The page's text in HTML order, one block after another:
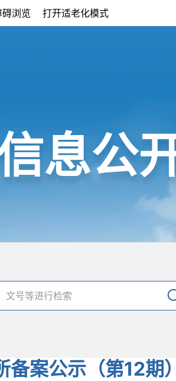
浏览 打开适老化模式
息公
备案公示（第12期